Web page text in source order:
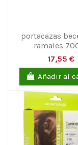
portacazas
ramales
17,55 €
Añadir al